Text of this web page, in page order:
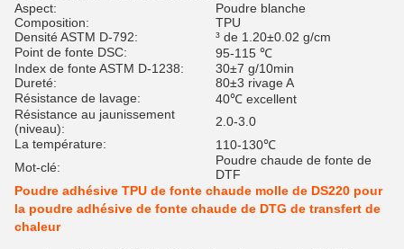
Aspect:
Poudre blanche
Composition:
TPU
Densité ASTM D-792:
³ de 1.20±0.02 g/cm
Point de fonte DSC:
95-115 ℃
Index de fonte ASTM D-1238:
30±7 g/10min
Dureté:
80±3 rivage A
Résistance de lavage:
40℃ excellent
Résistance au jaunissement
(niveau):
2.0-3.0
La température:
110-130℃
Mot-clé:
Poudre chaude de fonte de
DTF
Poudre adhésive TPU de fonte chaude molle de DS220 pour
la poudre adhésive de fonte chaude de DTG de transfert de
chaleur